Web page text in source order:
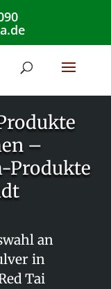
–
Produkte
an
in
Tai